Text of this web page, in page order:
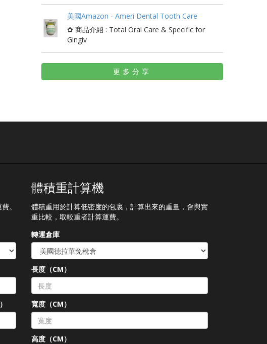
美國Amazon - Ameri Dental Tooth Care
✿ 商品介紹 : Total Oral Care & Specific for
Gingiv
更多分享
。
體積重計算機
體積重用於計算低密度的包裹，計算出來的重量，會與實
重比較，取較重者計算運費。
轉運倉庫
長度（CM）
寬度（CM）
高度（CM）